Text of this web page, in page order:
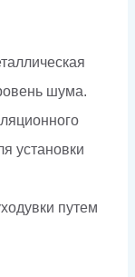
шума.
установки
путем